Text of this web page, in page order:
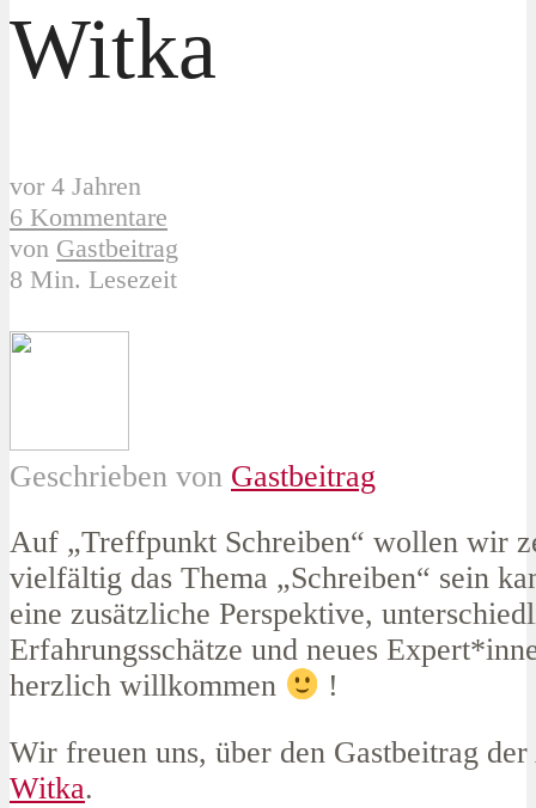
Witka
vor 4 Jahren
6 Kommentare
von Gastbeitrag
8 Min. Lesezeit
Geschrieben von Gastbeitrag
Auf „Treffpunkt Schreiben“ wollen wir
vielfältig das Thema „Schreiben“ sein
eine zusätzliche Perspektive,
Erfahrungsschätze und neues
herzlich willkommen
!
Wir freuen uns, über den Gastbeitrag
Witka.